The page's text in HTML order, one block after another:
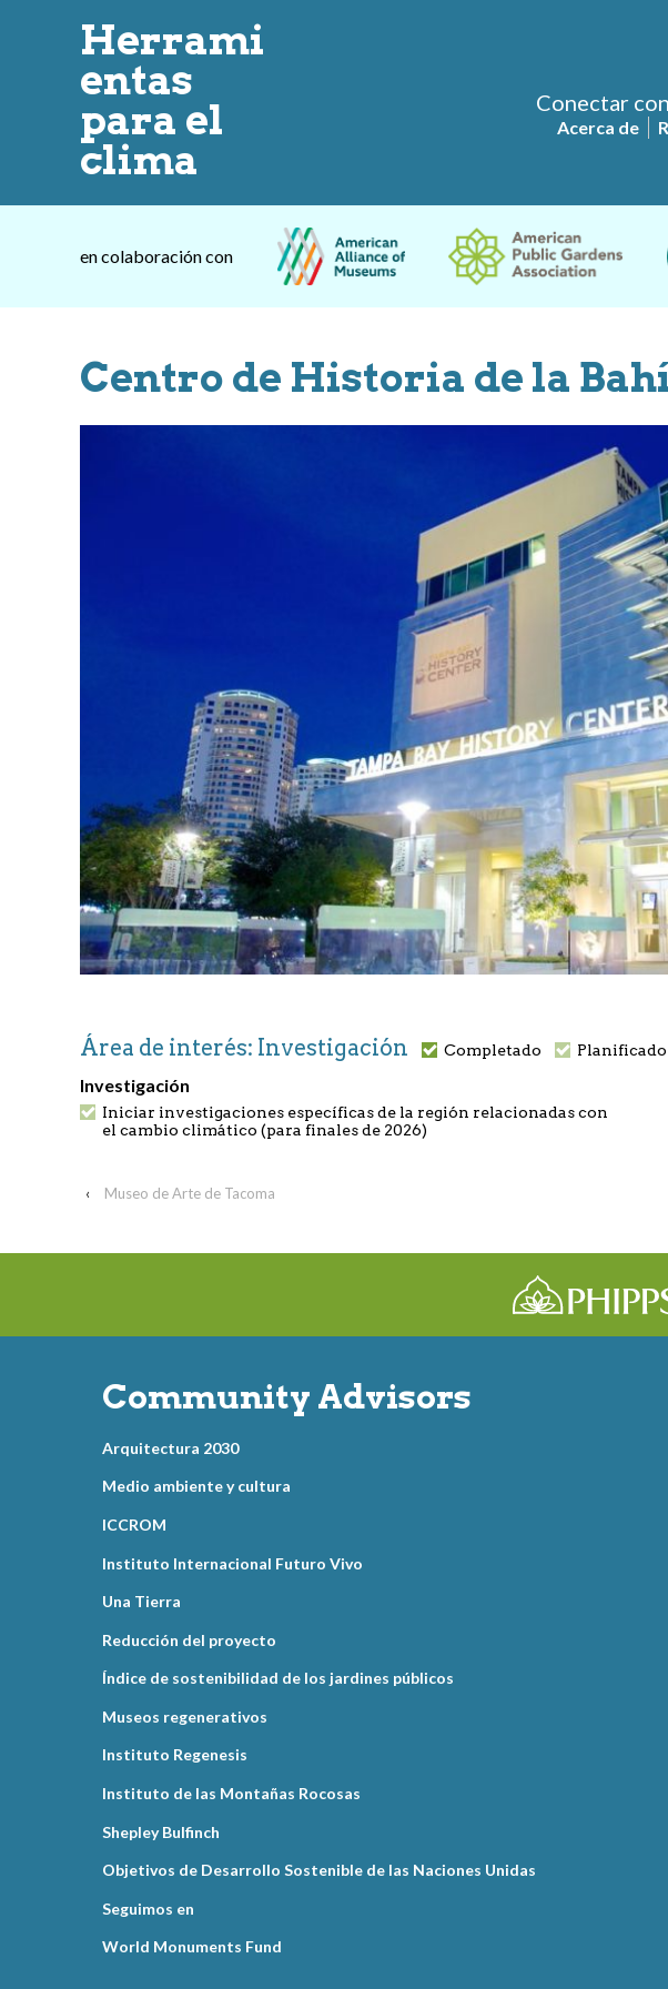
Herrami
entas
para el
clima
Conectar
Acerca de
en colaboración con
Centro de Historia de la
Área de interés: Investigación Completado Planificado
Investigación
Iniciar investigaciones específicas de la región relacionadas con
el cambio climático (para finales de 2026)
‹ Museo de Arte de Tacoma
Community Advisors
Arquitectura 2030
Medio ambiente y cultura
ICCROM
Instituto Internacional Futuro Vivo
Una Tierra
Reducción del proyecto
Índice de sostenibilidad de los jardines públicos
Museos regenerativos
Instituto Regenesis
Instituto de las Montañas Rocosas
Shepley Bulfinch
Objetivos de Desarrollo Sostenible de las Naciones Unidas
Seguimos en
World Monuments Fund